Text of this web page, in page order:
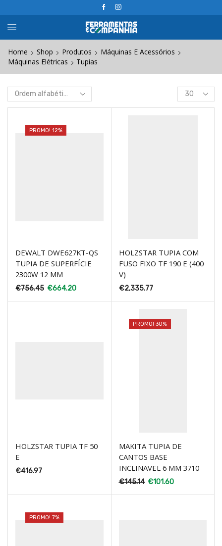
Home Shop Produtos
Máquinas E Acessórios
Máquinas Elétricas
Tupias
Products
per
PROMO! 12%
DEWALT DWE627KT-QS
TUPIA DE SUPERFÍCIE
2300W 12 MM
€756.45 €664.20
HOLZSTAR TUPIA COM
FUSO FIXO TF 190 E (400
V)
€2,335.77
HOLZSTAR TUPIA TF 50
E
€416.97
PROMO! 30%
MAKITA TUPIA DE
CANTOS BASE
INCLINAVEL 6 MM 3710
€145.14 €101.60
PROMO! 7%